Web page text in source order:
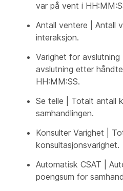
var på vent i
Antall ventere | Antall
interaksjon.
Varighet for
avslutning etter
HH:MM:SS.
Se telle | Totalt antall
samhandlingen.
Konsulter Varighet |
konsultasjonsvarighet.
Automatisk CSAT |
poengsum for